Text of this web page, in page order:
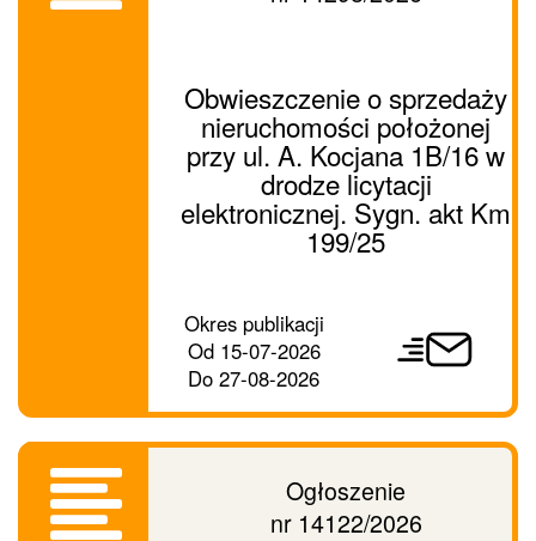
Obwieszczenie o sprzedaży
nieruchomości położonej
przy ul. A. Kocjana 1B/16 w
drodze licytacji
elektronicznej. Sygn. akt Km
199/25
Okres publikacji
Od15-07-2026
Do 27-08-2026
dalej
Ogłoszenie
nr 14122/2026